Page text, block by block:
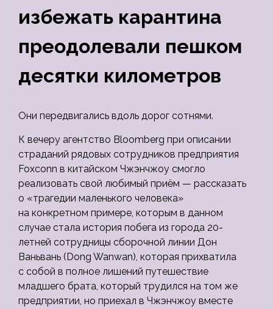
избежать карантина
преодолевали пешком
десятки километров
Они передвигались вдоль дорог сотнями.
К вечеру агентство Bloomberg при описании
страданий рядовых сотрудников предприятия
Foxconn в китайском Чжэнчжоу смогло
реализовать свой любимый приём — рассказать
о «трагедии маленького человека»
на конкретном примере, которым в данном
случае стала история побега из города 20-
летней сотрудницы сборочной линии Дон
Ваньвань (Dong Wanwan), которая прихватила
с собой в полное лишений путешествие
младшего брата, который трудился на том же
предприятии, но приехал в Чжэнчжоу вместе